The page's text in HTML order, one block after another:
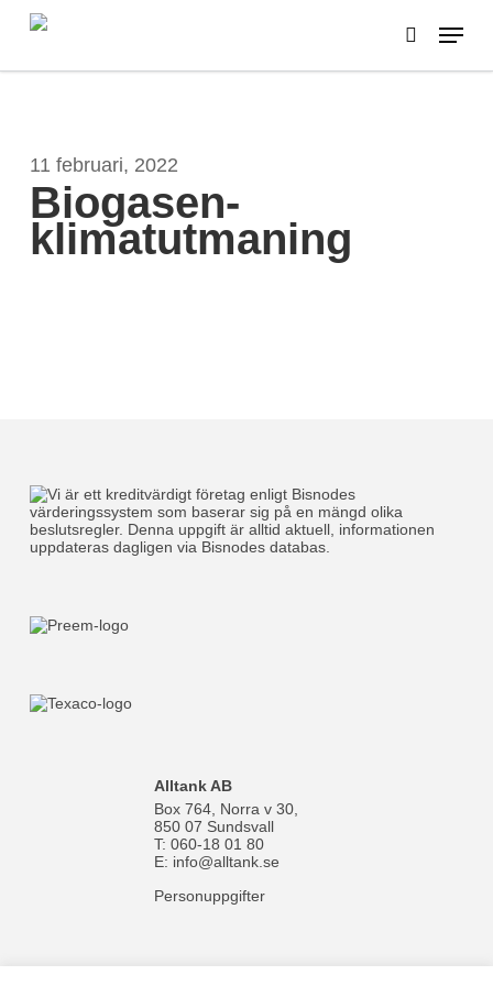
Skip
main
search
Menu
11 februari, 2022
Biogasen-
klimatutmaning
Alltank AB
Box 764, Norra v 30,
850 07 Sundsvall
T: 060-18 01 80
E: info@alltank.se
Personuppgifter